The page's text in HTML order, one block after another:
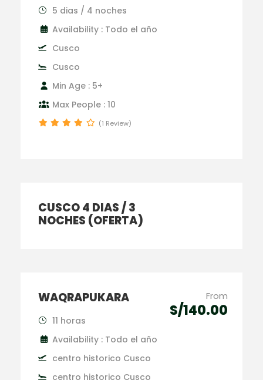
5 dias / 4 noches
Availability : Todo el año
Cusco
Cusco
Min Age : 5+
Max People : 10
(1 Review)
CUSCO 4 DIAS / 3
NOCHES (OFERTA)
WAQRAPUKARA From
S/140.00
11 horas
Availability : Todo el año
centro historico Cusco
centro historico Cusco